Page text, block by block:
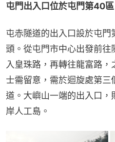
屯門出入口位於屯門第40
屯赤隧道的出入口設於屯
頭。從屯門市中心出發前
入皇珠路，再轉往龍富路
士需留意，需於迴旋處第
道。大嶼山一端的出入口，
岸人工島。